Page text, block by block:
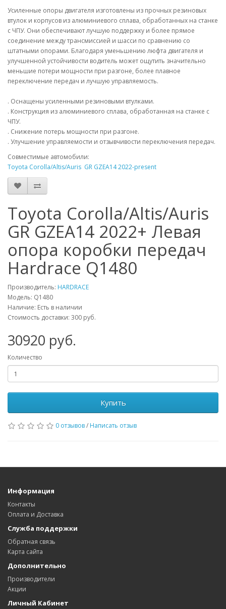
Усиленные опоры двигателя изготовлены из прочных резиновых
втулок и корпусов из алюминиевого сплава, обработанных на станке
с ЧПУ. Они обеспечивают лучшую поддержку и более прямое
соединение между трансмиссией и шасси по сравнению со
штатными опорами. Благодаря уменьшению люфта двигателя и
улучшенной устойчивости водитель может ощутить значительно
меньшие потери мощности при разгоне, более плавное
переключение передач и лучшую управляемость.
. Оснащены усиленными резиновыми втулками.
. Конструкция из алюминиевого сплава, обработанная на станке с
ЧПУ.
. Снижение потерь мощности при разгоне.
. Улучшение управляемости и отзывчивости переключения передач.
Совместимые автомобили:
Toyota Corolla/Altis/Auris GR GZEA14 2022-present
Toyota Corolla/Altis/Auris
GR GZEA14 2022+ Левая
опора коробки передач
Hardrace Q1480
Производитель: HARDRACE
Модель: Q1480
Наличие: Есть в наличии
Стоимость доставки: 300 руб.
30920 руб.
Количество
Купить
0 отзывов/ Написать отзыв
Информация
Контакты
Оплата и Доставка
Служба поддержки
Обратная связь
Карта сайта
Дополнительно
Производители
Акции
Личный Кабинет